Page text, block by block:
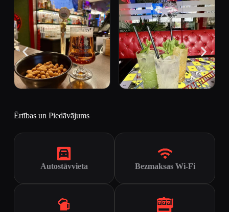
Ērtības un Piedāvājums
Autostāvvieta Bezmaksas Wi-Fi